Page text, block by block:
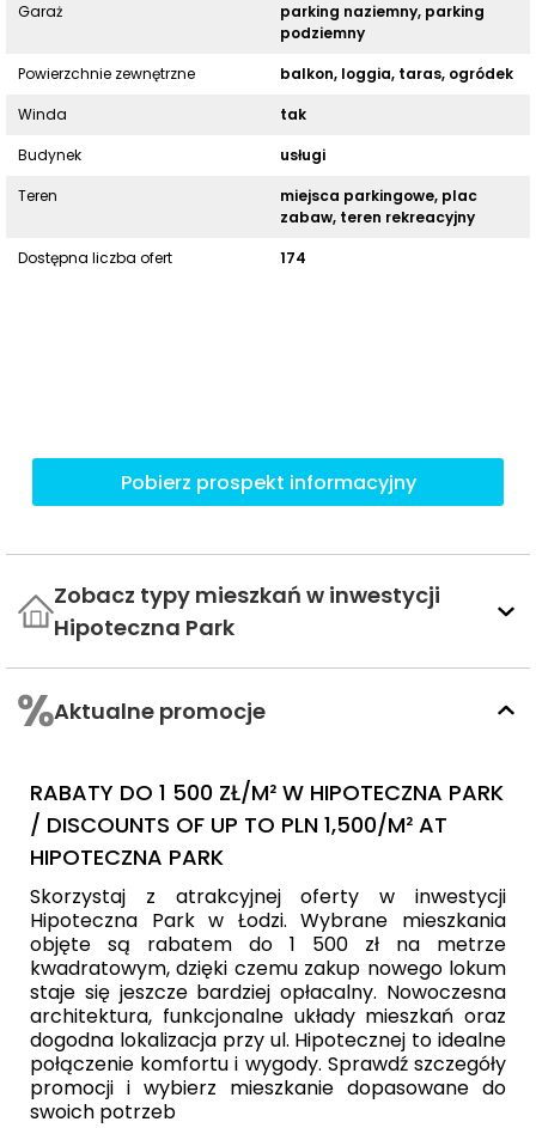
Garaż
parking naziemny, parking
podziemny
Powierzchnie zewnętrzne
balkon, loggia, taras, ogródek
Winda
tak
Budynek
usługi
Teren
miejsca parkingowe, plac
zabaw, teren rekreacyjny
Dostępna liczba ofert
174
Pobierz prospekt informacyjny
Zobacz typy mieszkań w inwestycji
Hipoteczna Park
Aktualne promocje
RABATY DO 1 500 ZŁ/M² W HIPOTECZNA PARK
/ DISCOUNTS OF UP TO PLN 1,500/M² AT
HIPOTECZNA PARK
Skorzystaj z atrakcyjnej oferty w inwestycji
Hipoteczna Park w Łodzi. Wybrane mieszkania
objęte są rabatem do 1 500 zł na metrze
kwadratowym, dzięki czemu zakup nowego lokum
staje się jeszcze bardziej opłacalny. Nowoczesna
architektura, funkcjonalne układy mieszkań oraz
dogodna lokalizacja przy ul. Hipotecznej to idealne
połączenie komfortu i wygody. Sprawdź szczegóły
promocji i wybierz mieszkanie dopasowane do
swoich potrzeb